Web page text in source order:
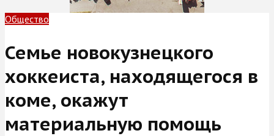
Общество
Семье новокузнецкого
хоккеиста, находящегося в
коме, окажут
материальную помощь